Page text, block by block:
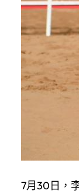
7月30日，